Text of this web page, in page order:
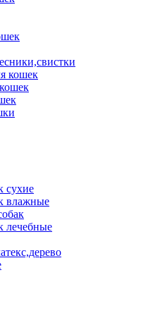
кошек
сухие
влажные
лечебные